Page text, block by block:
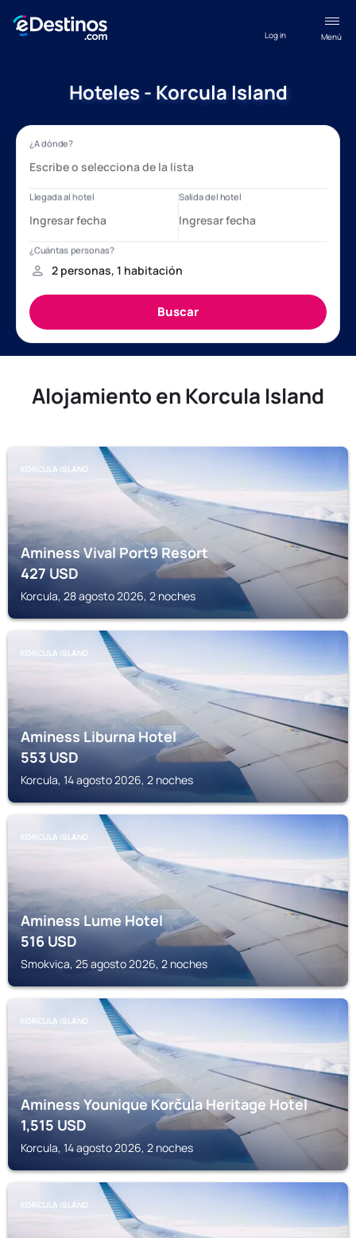
Menú
Log in
Hoteles - Korcula Island
Alojamiento en Korcula Island
KORCULA ISLAND
Aminess Vival Port9 Resort
427USD
Korcula, 28 agosto 2026, 2 noches
KORCULA ISLAND
Aminess Liburna Hotel
553USD
Korcula, 14 agosto 2026, 2 noches
KORCULA ISLAND
Aminess Lume Hotel
516USD
Smokvica, 25 agosto 2026, 2 noches
KORCULA ISLAND
Aminess Younique Korčula Heritage Hotel
1,515USD
Korcula, 14 agosto 2026, 2 noches
KORCULA ISLAND